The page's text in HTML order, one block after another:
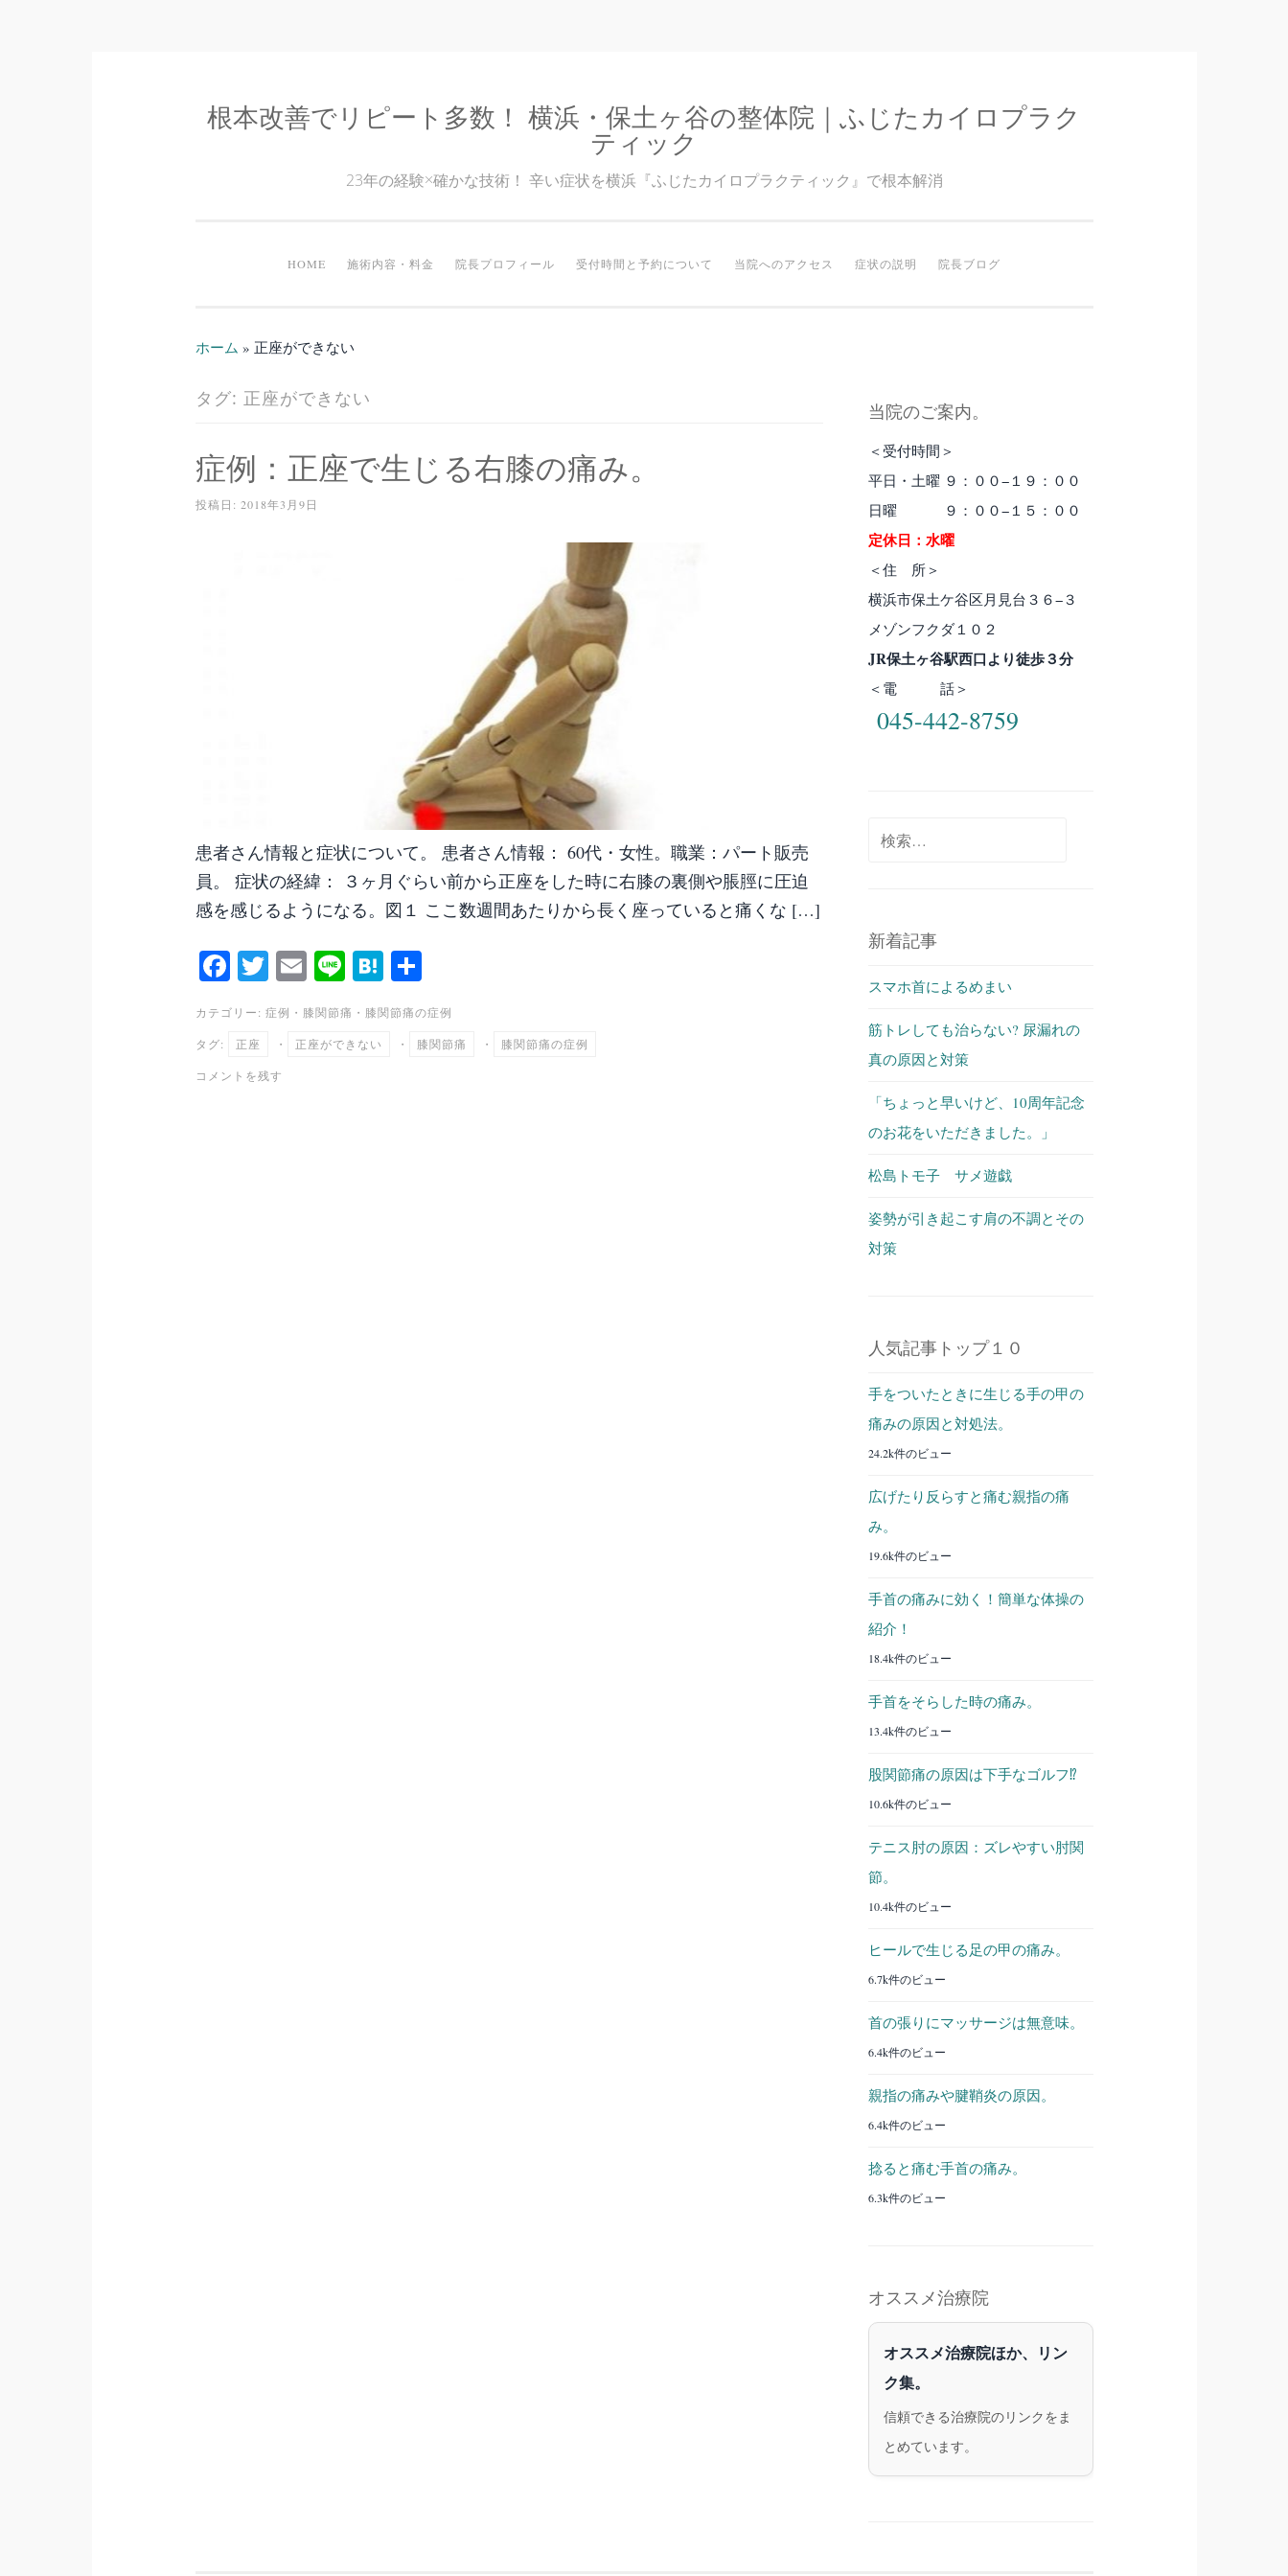
コ
プ
根本改善でリピート多数！ 横浜・保土ヶ谷の整体院｜ふじたカイロプラク
ティック
23年の経験×確かな技術！ 辛い症状を横浜『ふじたカイロプラクティック』で根本解消
HOME 施術内容・料金 院長プロフィール 受付時間と予約について 当院へのアクセス 症状の説明 院長ブログ
ホーム » 正座ができない
タグ: 正座ができない
症例：正座で生じる右膝の痛み。
投稿日: 2018年3月9日
患者さん情報と症状について。 患者さん情報： 60代・女性。職業：パート販売
員。 症状の経緯： ３ヶ月ぐらい前から正座をした時に右膝の裏側や脹脛に圧迫
感を感じるようになる。図１ ここ数週間あたりから長く座っていると痛くな […]
Fa
ce
bo
ok
T
wi
tte
E
m
ail
Li
ne
H
at
en
共
有
カテゴリー: 症例 ・ 膝関節痛 ・ 膝関節痛の症例
タグ: 正座 ・ 正座ができない ・ 膝関節痛 ・ 膝関節痛の症例
コメントを残す
当院のご案内。
＜受付時間＞
平日・土曜 ９：００−１９：００
日曜 ９：００−１５：００
定休日：水曜
＜住 所＞
横浜市保土ケ谷区月見台３６−３
メゾンフクダ１０２
JR保土ヶ谷駅西口より徒歩３分
＜電 話＞
045-442-8759
新着記事
スマホ首によるめまい
筋トレしても治らない? 尿漏れの
真の原因と対策
「ちょっと早いけど、10周年記念
のお花をいただきました。」
松島トモ子 サメ遊戯
姿勢が引き起こす肩の不調とその
対策
人気記事トップ１０
手をついたときに生じる手の甲の
痛みの原因と対処法。
24.2k件のビュー
広げたり反らすと痛む親指の痛
み。
19.6k件のビュー
手首の痛みに効く！簡単な体操の
紹介！
18.4k件のビュー
手首をそらした時の痛み。
13.4k件のビュー
股関節痛の原因は下手なゴルフ⁉︎
10.6k件のビュー
テニス肘の原因：ズレやすい肘関
節。
10.4k件のビュー
ヒールで生じる足の甲の痛み。
6.7k件のビュー
首の張りにマッサージは無意味。
6.4k件のビュー
親指の痛みや腱鞘炎の原因。
6.4k件のビュー
捻ると痛む手首の痛み。
6.3k件のビュー
オススメ治療院
オススメ治療院ほか、リン
ク集。
信頼できる治療院のリンクをま
とめています。